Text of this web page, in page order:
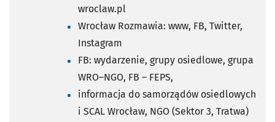
wroclaw.pl
Wrocław Rozmawia: www, FB, Twitter,
Instagram
FB: wydarzenie, grupy osiedlowe, grupa
WRO–NGO, FB – FEPS,
informacja do samorządów osiedlowych
i SCAL Wrocław, NGO (Sektor 3, Tratwa)